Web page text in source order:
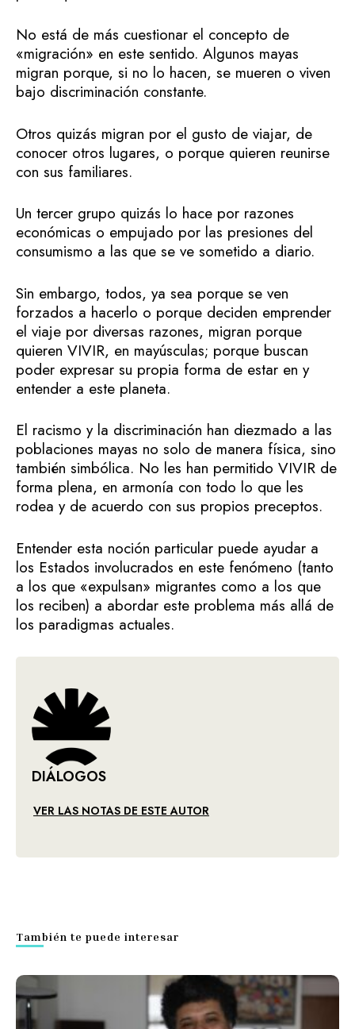
No está de más cuestionar el concepto de
«migración» en este sentido. Algunos mayas
migran porque, si no lo hacen, se mueren o viven
bajo discriminación constante.
Otros quizás migran por el gusto de viajar, de
conocer otros lugares, o porque quieren reunirse
con sus familiares.
Un tercer grupo quizás lo hace por razones
económicas o empujado por las presiones del
consumismo a las que se ve sometido a diario.
Sin embargo, todos, ya sea porque se ven
forzados a hacerlo o porque deciden emprender
el viaje por diversas razones, migran porque
quieren VIVIR, en mayúsculas; porque buscan
poder expresar su propia forma de estar en y
entender a este planeta.
El racismo y la discriminación han diezmado a las
poblaciones mayas no solo de manera física, sino
también simbólica. No les han permitido VIVIR de
forma plena, en armonía con todo lo que les
rodea y de acuerdo con sus propios preceptos.
Entender esta noción particular puede ayudar a
los Estados involucrados en este fenómeno (tanto
a los que «expulsan» migrantes como a los que
los reciben) a abordar este problema más allá de
los paradigmas actuales.
DIÁLOGOS
VER LAS NOTAS DE ESTE AUTOR
También te puede interesar